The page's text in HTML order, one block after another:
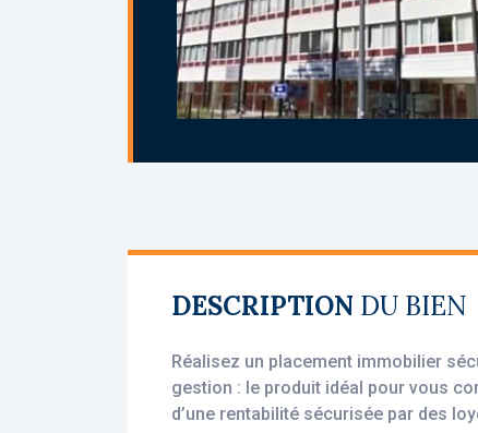
DESCRIPTION DU BIEN
Réalisez un placement immobilier
gestion : le produit idéal pour vous
d’une rentabilité sécurisée par des